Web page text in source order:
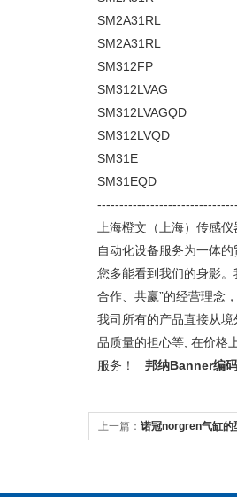
SM2A31RL
SM2A31RL
SM312FP
SM312LVAG
SM312LVAGQD
SM312LVQD
SM31E
SM31EQD
上海橙文（上海）传感
自动化设备服务为一体
您多能看到我们的身影
合作、共赢”的经营理念
我司所有的产品直接从
品质量的担心等, 在价格
服务！ 邦纳Banner编
上一篇： 诺冠norgren气缸的